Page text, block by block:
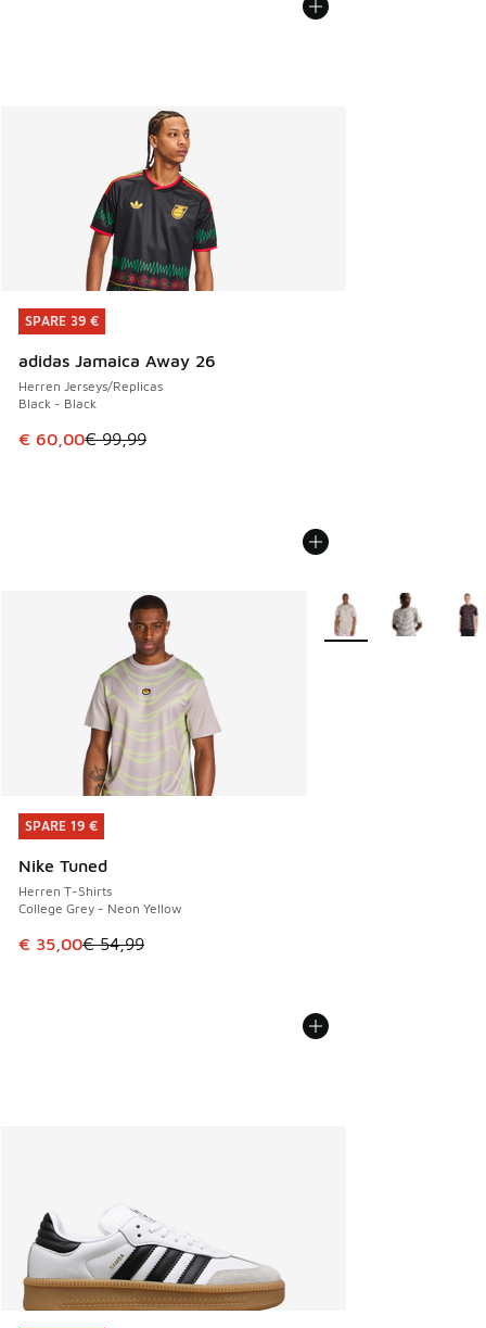
SPARE 39 €
adidas Jamaica Away 26
Herren Jerseys/Replicas
Black - Black
Dieser Artikel ist im Sale. Der Preis ist von € 99,99 auf €
€ 60,00€ 99,99
SPARE 39 €
SPARE 19 €
Nike Tuned
Herren T-Shirts
College Grey - Neon Yellow
Dieser Artikel ist im Sale. Der Preis ist von € 54,99 auf €
€ 35,00€ 54,99
SPARE 19 €
Weitere Farben